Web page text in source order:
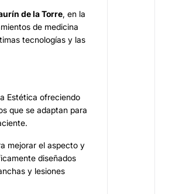
de la Torre, en la
de medicina
tecnologías y las
Estética ofreciendo
que se adaptan para
mejorar el aspecto y
diseñados
y lesiones